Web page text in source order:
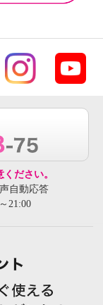
ださい。
自動応答
21:00